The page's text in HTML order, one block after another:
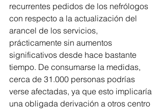
recurrentes pedidos de los nefrólogos
con respecto a la actualización del
arancel de los servicios,
prácticamente sin aumentos
significativos desde hace bastante
tiempo. De consumarse la medidas,
cerca de 31.000 personas podrías
verse afectadas, ya que esto implicaría
una obligada derivación a otros centro